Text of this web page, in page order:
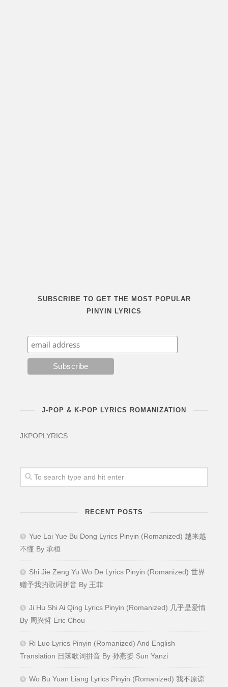
SUBSCRIBE TO GET THE MOST POPULAR
PINYIN LYRICS
J-POP & K-POP LYRICS ROMANIZATION
JKPOPLYRICS
RECENT POSTS
Yue Lai Yue Bu Dong Lyrics Pinyin (Romanized) 越来越
不懂 By 承桓
Shi Jie Zeng Yu Wo De Lyrics Pinyin (Romanized) 世界
赠予我的歌词拼音 By 王菲
Ji Hu Shi Ai Qing Lyrics Pinyin (Romanized) 几乎是爱情
By 周兴哲 Eric Chou
Ri Luo Lyrics Pinyin (Romanized) And English
Translation 日落歌词拼音 By 孙燕姿 Sun Yanzi
Wo Bu Yuan Liang Lyrics Pinyin (Romanized) 我不原谅